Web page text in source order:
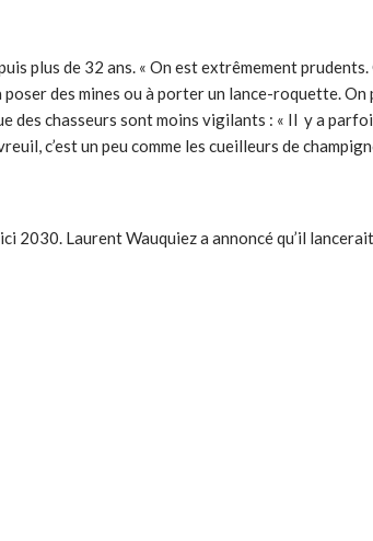
plus de 32 ans. « On est extrêmement
des mines ou à porter un lance-roquette. On
des chasseurs sont moins vigilants : « Il y a
c’est un peu comme les cueilleurs de
2030. Laurent Wauquiez a annoncé qu’il